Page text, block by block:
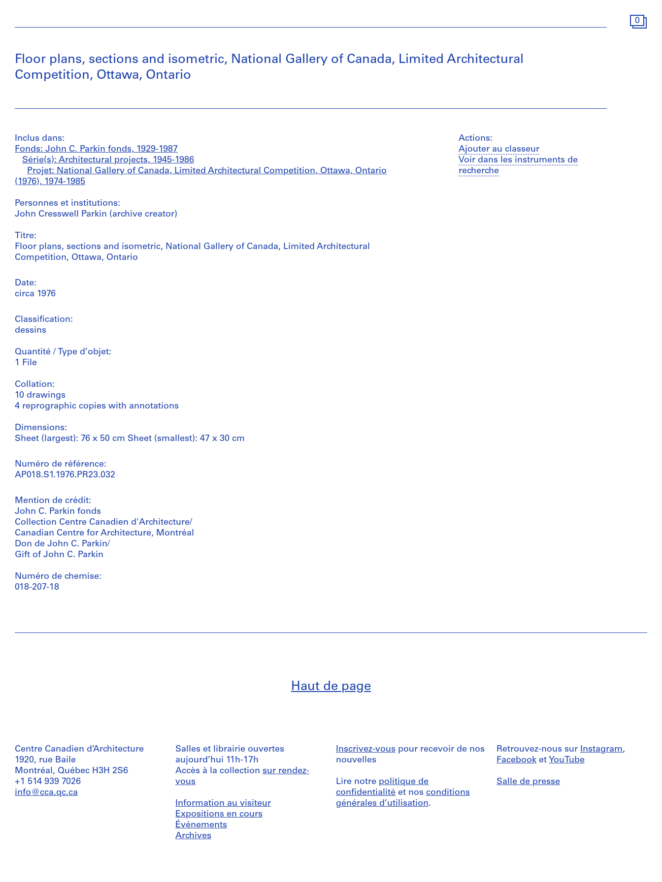
0
Floor plans, sections and isometric, National Gallery of Canada, Limited Architectural
Competition, Ottawa, Ontario
Inclus dans:
Fonds: John C. Parkin fonds, 1929-1987
Série(s): Architectural projects, 1945-1986
Projet: National Gallery of Canada, Limited Architectural Competition, Ottawa, Ontario
(1976), 1974-1985
Personnes et institutions:
John Cresswell Parkin (archive creator)
Titre:
Floor plans, sections and isometric, National Gallery of Canada, Limited Architectural
Competition, Ottawa, Ontario
Date:
circa 1976
Classification:
dessins
Quantité / Type d’objet:
1 File
Collation:
10 drawings
4 reprographic copies with annotations
Dimensions:
Sheet (largest): 76 x 50 cm Sheet (smallest): 47 x 30 cm
Numéro de référence:
AP018.S1.1976.PR23.032
Mention de crédit:
John C. Parkin fonds
Collection Centre Canadien d'Architecture/
Canadian Centre for Architecture, Montréal
Don de John C. Parkin/
Gift of John C. Parkin
Numéro de chemise:
018-207-18
Actions:
Ajouter au classeur
Voir dans les instruments de
recherche
Haut de page
Centre Canadien d’Architecture
1920, rue Baile
Montréal, Québec H3H 2S6
+1 514 939 7026
info@cca.qc.ca
Salles et librairie ouvertes
aujourd’hui 11h-17h
Accès à la collection sur rendez-
vous
Information au visiteur
Expositions en cours
Événements
Archives
Inscrivez-vous pour recevoir de nos
nouvelles
Lire notre politique de
confidentialité et nos conditions
générales d’utilisation.
Retrouvez-nous sur Instagram,
Facebook et YouTube
Salle de presse